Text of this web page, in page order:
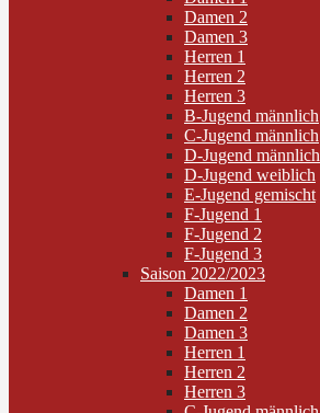
Damen 2
Damen 3
Herren 1
Herren 2
Herren 3
B-Jugend männlich
C-Jugend männlich
D-Jugend männlich
D-Jugend weiblich
E-Jugend gemischt
F-Jugend 1
F-Jugend 2
F-Jugend 3
Saison 2022/2023
Damen 1
Damen 2
Damen 3
Herren 1
Herren 2
Herren 3